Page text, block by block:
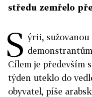
středu zemřelo
S ýrii,
Cílem je především
týden uteklo do
obyvatel, píše